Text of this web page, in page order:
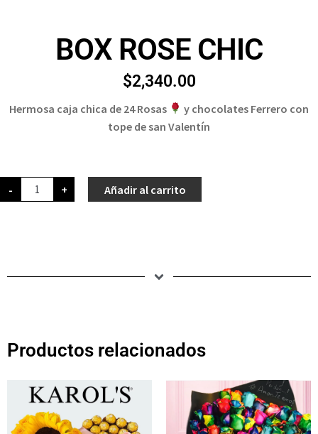
BOX ROSE CHIC
$2,340.00
Hermosa caja chica de 24 Rosas
y chocolates Ferrero con
tope de san Valentín
- + Añadir al carrito
Productos relacionados